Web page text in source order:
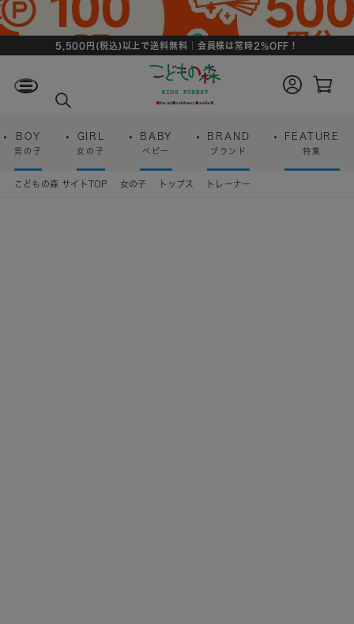
5,500円(税込)以上で送料無料｜会員様は常時2%OFF！
ジ
BOY
男の子
GIRL
女の子
BABY
ベビー
BRAND
ブランド
FEATURE
特集
こどもの森 サイトTOP 女の子 トップス トレーナー